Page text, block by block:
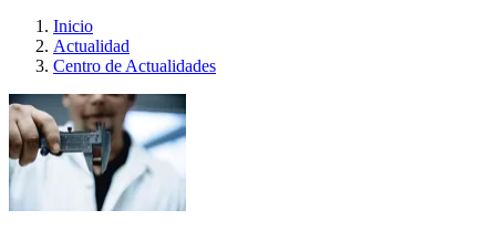
Inicio
Actualidad
Centro de Actualidades